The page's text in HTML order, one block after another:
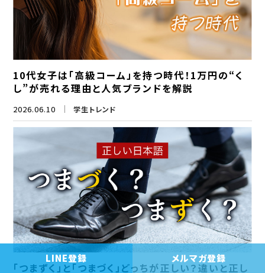
10代女子は「高級コーム」を持つ時代！1万円の“く
し”が売れる理由と人気ブランドを解説
2026.06.10 学生トレンド
「つまずく」と「つまづく」どっちが正しい？違いと正し
LINE登録 メルマガ登録